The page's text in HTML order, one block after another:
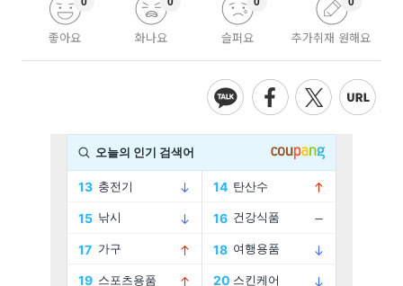
좋아요 화나요 슬퍼요 추가취재 원해요